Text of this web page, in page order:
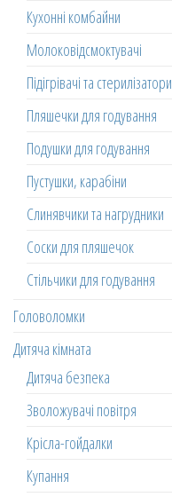
Кухонні комбайни
Молоковідсмоктувачі
Підігрівачі та стерилізатори
Пляшечки для годування
Подушки для годування
Пустушки, карабіни
Слинявчики та нагрудники
Соски для пляшечок
Стільчики для годування
Головоломки
Дитяча кімната
Дитяча безпека
Зволожувачі повітря
Крісла-гойдалки
Купання